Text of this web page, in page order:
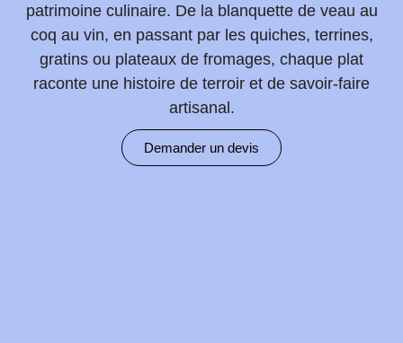
patrimoine culinaire. De la blanquette de veau au
coq au vin, en passant par les quiches, terrines,
gratins ou plateaux de fromages, chaque plat
raconte une histoire de terroir et de savoir-faire
artisanal.
Demander un devis